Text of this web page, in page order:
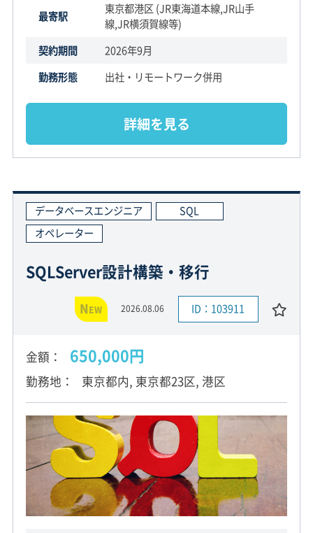
最寄駅
東京都港区 (JR東海道本線,JR山手
線,JR横須賀線等)
契約期間
2026年9月
勤務形態
出社・リモートワーク併用
詳細を見る
データベースエンジニア
SQL
オペレーター
SQLServer設計構築・移行
NEW 2026.08.06 ID：103911
金額 650,000円
勤務地 東京都内, 東京都23区, 港区